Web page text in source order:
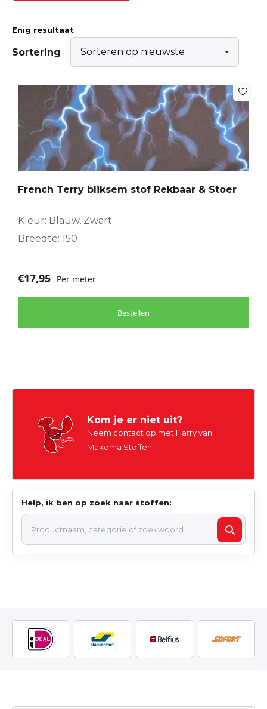
Enig resultaat
Sortering
French Terry bliksem stof Rekbaar & Stoer
Kleur: Blauw, Zwart
Breedte: 150
€17,95 Per meter
Bestellen
Kom je er niet uit?
Neem contact op met Harry van
Makoma Stoffen
Help, ik ben op zoek naar stoffen: